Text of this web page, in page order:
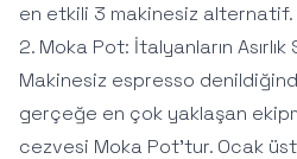
en etkili 3 makinesiz alternatif.
2. Moka Pot: İtalyanların Asırlık
Makinesiz espresso
gerçeğe en çok yaklaşan
cezvesi Moka Pot'tur. Ocak